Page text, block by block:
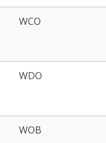
WCO
WDO
WOB